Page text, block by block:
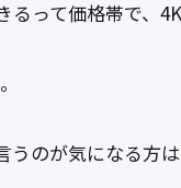
るって価格帯で、
うのが気になる方